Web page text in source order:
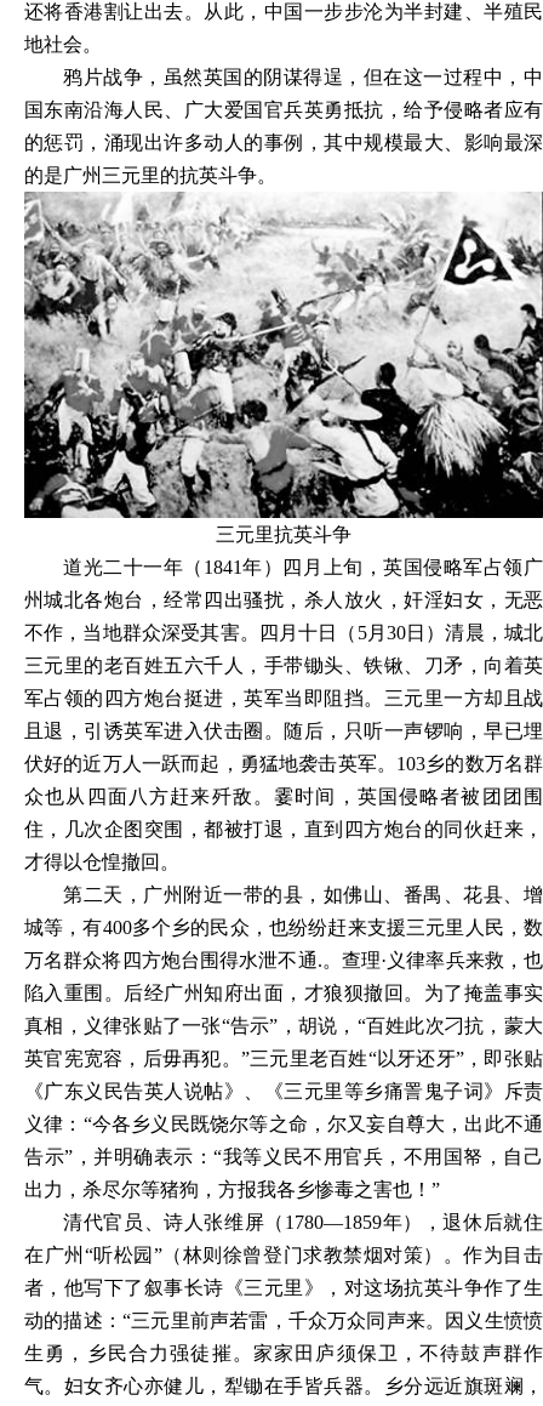
还将香港割让出去。从此，中国一步步沦为半封建、半殖民
地社会。
鸦片战争，虽然英国的阴谋得逞，但在这一过程中，中
国东南沿海人民、广大爱国官兵英勇抵抗，给予侵略者应有
的惩罚，涌现出许多动人的事例，其中规模最大、影响最深
的是广州三元里的抗英斗争。
三元里抗英斗争
道光二十一年（1841年）四月上旬，英国侵略军占领广
州城北各炮台，经常四出骚扰，杀人放火，奸淫妇女，无恶
不作，当地群众深受其害。四月十日（5月30日）清晨，城北
三元里的老百姓五六千人，手带锄头、铁锹、刀矛，向着英
军占领的四方炮台挺进，英军当即阻挡。三元里一方却且战
且退，引诱英军进入伏击圈。随后，只听一声锣响，早已埋
伏好的近万人一跃而起，勇猛地袭击英军。103乡的数万名群
众也从四面八方赶来歼敌。霎时间，英国侵略者被团团围
住，几次企图突围，都被打退，直到四方炮台的同伙赶来，
才得以仓惶撤回。
第二天，广州附近一带的县，如佛山、番禺、花县、增
城等，有400多个乡的民众，也纷纷赶来支援三元里人民，数
万名群众将四方炮台围得水泄不通.。查理·义律率兵来救，也
陷入重围。后经广州知府出面，才狼狈撤回。为了掩盖事实
真相，义律张贴了一张“告示”，胡说，“百姓此次刁抗，蒙大
英官宪宽容，后毋再犯。”三元里老百姓“以牙还牙”，即张贴
《广东义民告英人说帖》、《三元里等乡痛詈鬼子词》斥责
义律：“今各乡义民既饶尔等之命，尔又妄自尊大，出此不通
告示”，并明确表示：“我等义民不用官兵，不用国帑，自己
出力，杀尽尔等猪狗，方报我各乡惨毒之害也！”
清代官员、诗人张维屏（1780—1859年），退休后就住
在广州“听松园”（林则徐曾登门求教禁烟对策）。作为目击
者，他写下了叙事长诗《三元里》，对这场抗英斗争作了生
动的描述：“三元里前声若雷，千众万众同声来。因义生愤愤
生勇，乡民合力强徒摧。家家田庐须保卫，不待鼓声群作
气。妇女齐心亦健儿，犁锄在手皆兵器。乡分远近旗斑斓，